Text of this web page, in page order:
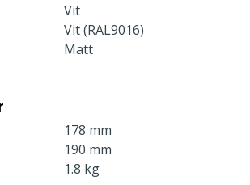
Vit
Vit (RAL9016)
Matt
178 mm
190 mm
1.8 kg